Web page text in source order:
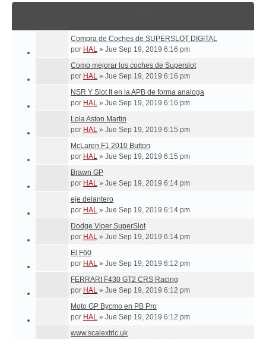
Compra de Coches de SUPERSLOT DIGITAL
por HAL » Jue Sep 19, 2019 6:16 pm
Como mejorar los coches de Superslot
por HAL » Jue Sep 19, 2019 6:16 pm
NSR Y Slot It en la APB de forma analoga
por HAL » Jue Sep 19, 2019 6:16 pm
Lola Aston Martin
por HAL » Jue Sep 19, 2019 6:15 pm
McLaren F1 2010 Button
por HAL » Jue Sep 19, 2019 6:15 pm
Brawn GP
por HAL » Jue Sep 19, 2019 6:14 pm
eje delantero
por HAL » Jue Sep 19, 2019 6:14 pm
Dodge Viper SuperSlot
por HAL » Jue Sep 19, 2019 6:14 pm
El F60
por HAL » Jue Sep 19, 2019 6:12 pm
FERRARI F430 GT2 CRS Racing
por HAL » Jue Sep 19, 2019 6:12 pm
Moto GP Bycmo en PB Pro
por HAL » Jue Sep 19, 2019 6:12 pm
www.scalextric.uk